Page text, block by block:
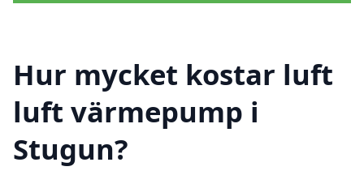
Hur mycket kostar luft
luft värmepump i
Stugun?